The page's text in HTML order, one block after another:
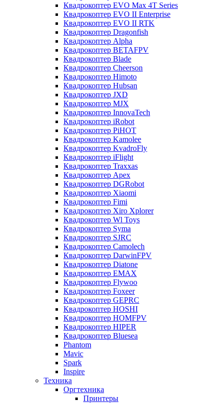
Квадрокоптер EVO Max 4T Series
Квадрокоптер EVO II Enterprise
Квадрокоптер EVO II RTK
Квадрокоптер Dragonfish
Квадрокоптер Alpha
Квадрокоптер BETAFPV
Квадрокоптер Blade
Квадрокоптер Cheerson
Квадрокоптер Himoto
Квадрокоптер Hubsan
Квадрокоптер JXD
Квадрокоптер MJX
Квадрокоптер InnovaTech
Квадрокоптер iRobot
Квадрокоптер PiHOT
Квадрокоптер Kamolee
Квадрокоптер KvadroFly
Квадрокоптер iFlight
Квадрокоптер Traxxas
Квадрокоптер Apex
Квадрокоптер DGRobot
Квадрокоптер Xiaomi
Квадрокоптер Fimi
Квадрокоптер Xiro Xplorer
Квадрокоптер Wl Toys
Квадрокоптер Syma
Квадрокоптер SJRC
Квадрокоптер Camolech
Квадрокоптер DarwinFPV
Квадрокоптер Diatone
Квадрокоптер EMAX
Квадрокоптер Flywoo
Квадрокоптер Foxeer
Квадрокоптер GEPRC
Квадрокоптер HOSHI
Квадрокоптер HOMFPV
Квадрокоптер HIPER
Квадрокоптер Bluesea
Phantom
Mavic
Spark
Inspire
Техника
Оргтехника
Принтеры